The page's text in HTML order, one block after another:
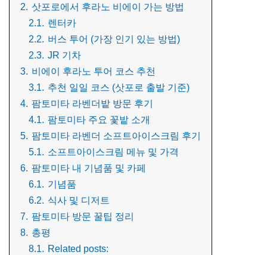
2. 삿포로에서 후라노 비에이 가는 방법
2.1. 렌터카
2.2. 버스 투어 (가장 인기 있는 방법)
2.3. JR 기차
3. 비에이 후라노 투어 코스 추천
3.1. 추천 일일 코스 (삿포로 출발 기준)
4. 팜토미타 라벤더밭 방문 후기
4.1. 팜토미타 주요 꽃밭 소개
5. 팜토미타 라벤더 소프트아이스크림 후기
5.1. 소프트아이스크림 메뉴 및 가격
6. 팜토미타 내 기념품 및 카페
6.1. 기념품
6.2. 식사 및 디저트
7. 팜토미타 방문 꿀팁 정리
8. 총평
8.1. Related posts: